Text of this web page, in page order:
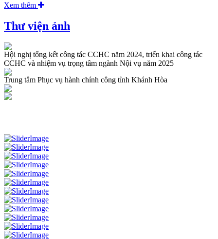
Xem thêm
Thư viện ảnh
Hội nghị tổng kết công tác CCHC năm 2024, triển khai công tác
CCHC và nhiệm vụ trọng tâm ngành Nội vụ năm 2025
Trung tâm Phục vụ hành chính công tỉnh Khánh Hòa